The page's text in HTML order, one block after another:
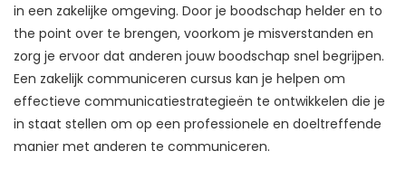
in een zakelijke omgeving. Door je boodschap helder en to
the point over te brengen, voorkom je misverstanden en
zorg je ervoor dat anderen jouw boodschap snel begrijpen.
Een zakelijk communiceren cursus kan je helpen om
effectieve communicatiestrategieën te ontwikkelen die je
in staat stellen om op een professionele en doeltreffende
manier met anderen te communiceren.